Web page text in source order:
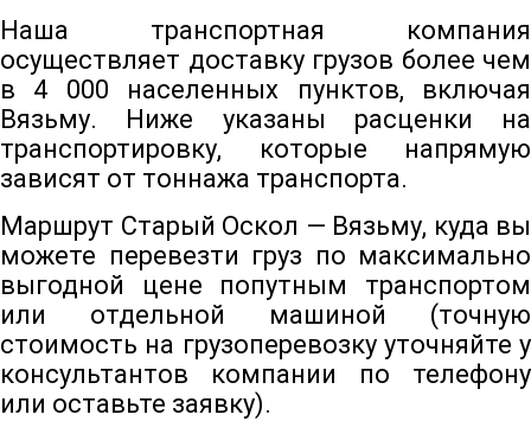
Наша транспортная компания
осуществляет доставку грузов более чем
в 4 000 населенных пунктов, включая
Вязьму. Ниже указаны расценки на
транспортировку, которые напрямую
зависят от тоннажа транспорта.
Маршрут Старый Оскол — Вязьму, куда вы
можете перевезти груз по максимально
выгодной цене попутным транспортом
или отдельной машиной (точную
стоимость на грузоперевозку уточняйте у
консультантов компании по телефону
или оставьте заявку).